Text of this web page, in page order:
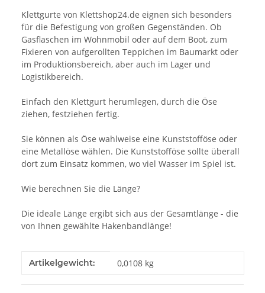
Klettgurte von Klettshop24.de eignen sich besonders
für die Befestigung von großen Gegenständen. Ob
Gasflaschen im Wohnmobil oder auf dem Boot, zum
Fixieren von aufgerollten Teppichen im Baumarkt oder
im Produktionsbereich, aber auch im Lager und
Logistikbereich.
Einfach den Klettgurt herumlegen, durch die Öse
ziehen, festziehen fertig.
Sie können als Öse wahlweise eine Kunststofföse oder
eine Metallöse wählen. Die Kunststofföse sollte überall
dort zum Einsatz kommen, wo viel Wasser im Spiel ist.
Wie berechnen Sie die Länge?
Die ideale Länge ergibt sich aus der Gesamtlänge - die
von Ihnen gewählte Hakenbandlänge!
Produkteigenschaft
Wert
Artikelgewicht: 0,0108 kg